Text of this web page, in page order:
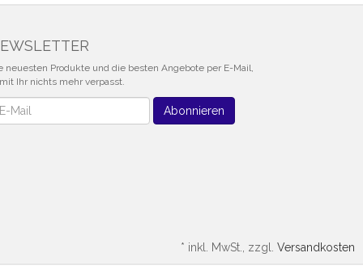
neuesten Produkte und die besten Angebote per E-Mail,
Ihr nichts mehr verpasst.
Abonnieren
* inkl. MwSt., zzgl. Versandkosten